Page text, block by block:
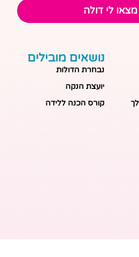
מצאו לי דולה
נושאים מובילים
נבחרת הדולות
יועצת הנקה
קורס הכנה ללידה